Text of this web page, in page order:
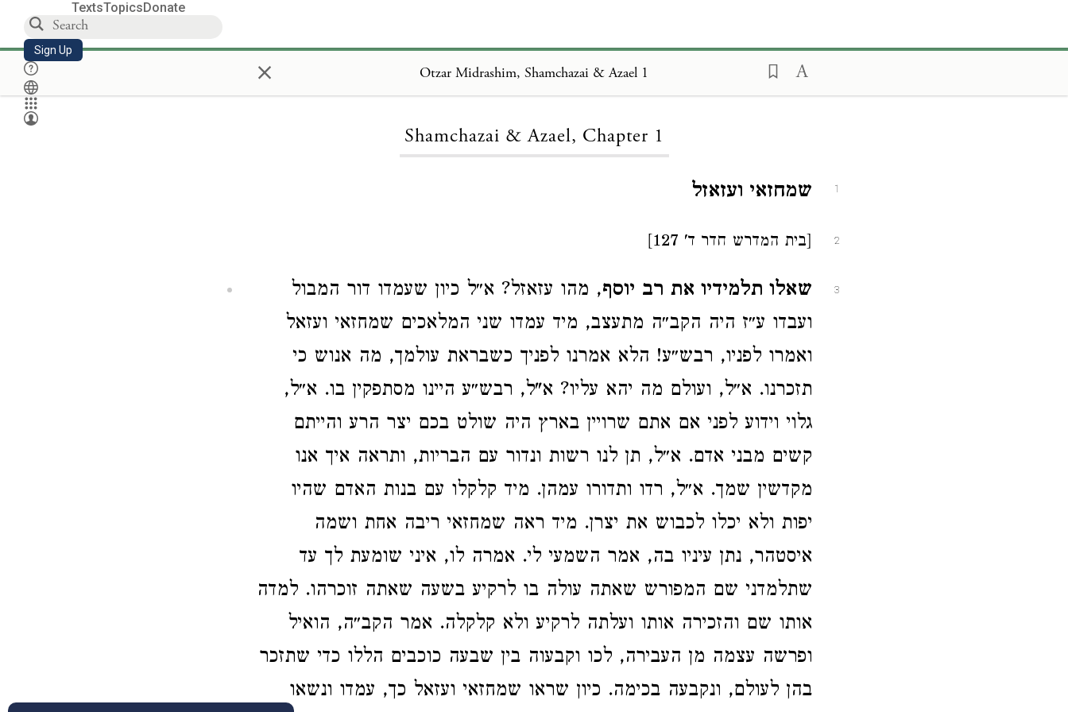
TextsTopicsDonate
Sign Up × Otzar Midrashim, Shamchazai & Azael 1
Shamchazai & Azael, Chapter 1
1 שמחזאי ועזאזל
2 [בית המדרש חדר ד' 127]
3 שאלו תלמידיו את רב יוסף, מהו עזאזל? א״ל כיון שעמדו דור המבול
ועבדו ע״ז היה הקב״ה מתעצב, מיד עמדו שני המלאכים שמחזאי ועזאל
ואמרו לפניו, רבש״ע! הלא אמרנו לפניך כשבראת עולמך, מה אנוש כי
תזכרנו. א״ל, ועולם מה יהא עליו? א"ל, רבש״ע היינו מסתפקין בו. א״ל,
גלוי וידוע לפני אם אתם שרויין בארץ היה שולט בכם יצר הרע והייתם
קשים מבני אדם. א״ל, תן לנו רשות ונדור עם הבריות, ותראה איך אנו
מקדשין שמך. א״ל, רדו ותדורו עמהן. מיד קלקלו עם בנות האדם שהיו
יפות ולא יכלו לכבוש את יצרן. מיד ראה שמחזאי ריבה אחת ושמה
איסטהר, נתן עיניו בה, אמר השמעי לי. אמרה לו, איני שומעת לך עד
שתלמדני שם המפורש שאתה עולה בו לרקיע בשעה שאתה זוכרהו. למדה
אותו שם והזכירה אותו ועלתה לרקיע ולא קלקלה. אמר הקב״ה, הואיל
ופרשה עצמה מן העבירה, לכו וקבעוה בין שבעה כוכבים הללו כדי שתזכר
בהן לעולם, ונקבעה בכימה. כיון שראו שמחזאי ועזאל כך, עמדו ונשאו